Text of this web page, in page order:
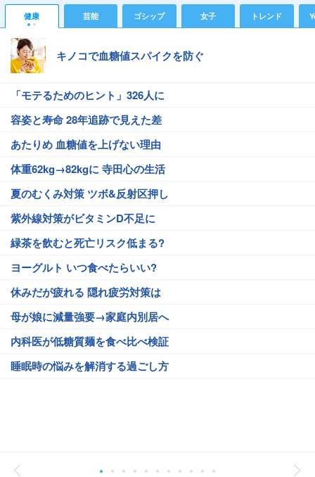
健康 芸能 ゴシップ 女子 トレンド
キノコで血糖値スパイクを防ぐ
「モテるためのヒント」326人に
容姿と寿命 28年追跡で見えた差
あたりめ 血糖値を上げない理由
体重62kg→82kgに 寺田心の生活
夏のむくみ対策 ツボ&反射区押し
紫外線対策がビタミンD不足に
緑茶を飲むと死亡リスク低まる?
ヨーグルト いつ食べたらいい?
休みだが疲れる 隠れ疲労対策は
母が娘に減量強要→家庭内別居へ
内科医が低糖質麺を食べ比べ検証
睡眠時の悩みを解消する過ごし方